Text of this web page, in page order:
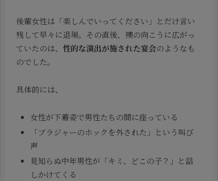
後輩女性は「楽しんでいってください」とだけ言い
残して早々に退場。その直後、襖の向こうに広がっ
ていたのは、 性的な演出が施された宴会のようなも
のでした。
具体的には、
女性が下着姿で男性たちの間に座っている
「ブラジャーのホックを外された」という叫び
声
見知らぬ中年男性が「キミ、どこの子？」と話
しかけてくる